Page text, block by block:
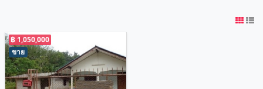
ขาย
฿ 1,050,000